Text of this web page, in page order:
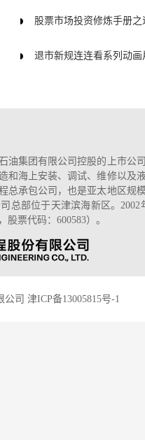
股票市场投资修炼手册之
退市新规连连看系列动画
油集团有限公司控股的上市公
和海上安装、调试、维修以及
总承包公司，也是亚太地区规
总部位于天津滨海新区。2002
票代码：600583）。
公司 津ICP备13005815号-1